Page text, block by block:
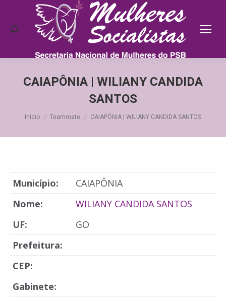
Search:
CAIAPÔNIA | WILIANY CANDIDA
SANTOS
Você está aqui:
Início Teammate CAIAPÔNIA | WILIANY CANDIDA SANTOS
Município:
CAIAPÔNIA
Nome:
WILIANY CANDIDA SANTOS
UF:
GO
Prefeitura:
CEP:
Gabinete: